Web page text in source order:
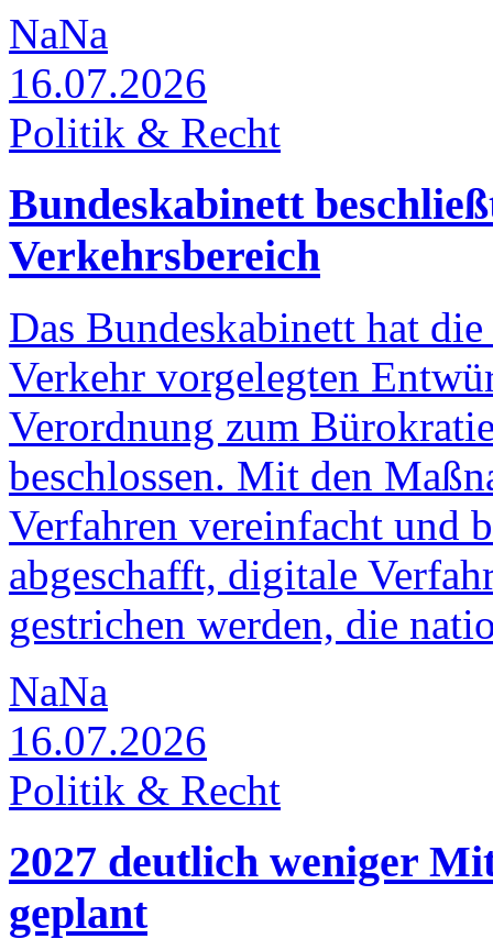
NaNa
16.07.2026
Politik & Recht
Bundeskabinett
Verkehrsbereich
Das Bundeskabinett hat
Verkehr vorgelegten
Verordnung zum
beschlossen. Mit den
Verfahren vereinfacht und
abgeschafft, digitale
gestrichen werden, die
NaNa
16.07.2026
Politik & Recht
2027 deutlich weniger
geplant